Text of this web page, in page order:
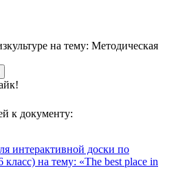
на тему: Методическая
к документу:
интерактивной доски по
класс) на тему: «The best place in